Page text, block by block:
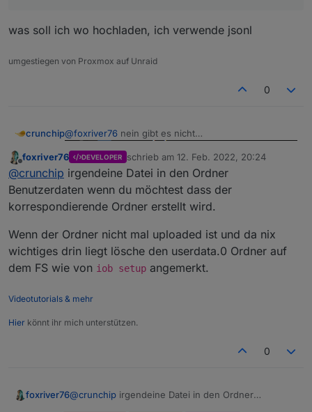
was soll ich wo hochladen, ich verwende jsonl
umgestiegen von Proxmox auf Unraid
0
crunchip@foxriver76 nein gibt es nicht
@foxriver76sagte injs-controller 4.0 jetzt im
BETA/LATEST! :
sollte der korrekte Ordner auf dem File System
oder file als objects db.
foxriver76 DEVELOPER schrieb am 12. Feb. 2022, 20:24
zuletzt editiert von
@crunchip irgendeine Datei in den Ordner
Benutzerdaten wenn du möchtest dass der
korrespondierende Ordner erstellt wird.
Wenn der Ordner nicht mal uploaded ist und da nix
wichtiges drin liegt lösche den userdata.0 Ordner auf
dem FS wie von iob setup angemerkt.
Videotutorials & mehr
Hier könnt ihr mich unterstützen.
0
foxriver76@crunchip irgendeine Datei in den Ordner